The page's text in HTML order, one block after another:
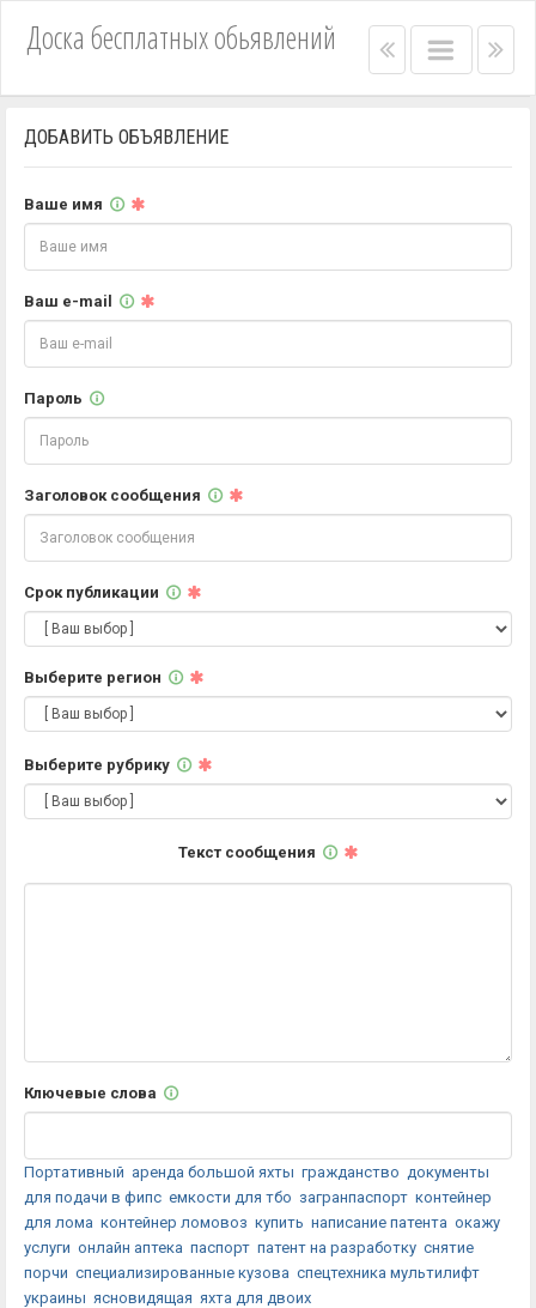
Доска бесплатных обьявлений Left
bar
Main
menu
Right
menu
bar
ДОБАВИТЬ ОБЪЯВЛЕНИЕ
Ваше имя
Ваш e-mail
Пароль
Заголовок сообщения
Срок публикации
Выберите регион
Выберите рубрику
Текст сообщения
Ключевые слова
Портативный аренда большой яхты гражданство документы
для подачи в фипс емкости для тбо загранпаспорт контейнер
для лома контейнер ломовоз купить написание патента окажу
услуги онлайн аптека паспорт патент на разработку снятие
порчи специализированные кузова спецтехника мультилифт
украины ясновидящая яхта для двоих